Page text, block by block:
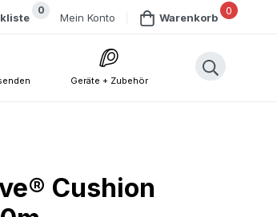
0
Mein Konto
0
Warenkorb
Geräte + Zubehör
Cushion